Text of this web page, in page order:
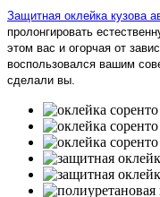
Защитная оклейка кузова
пролонгировать
этом вас и огорчая от
воспользовался вашим
сделали вы.